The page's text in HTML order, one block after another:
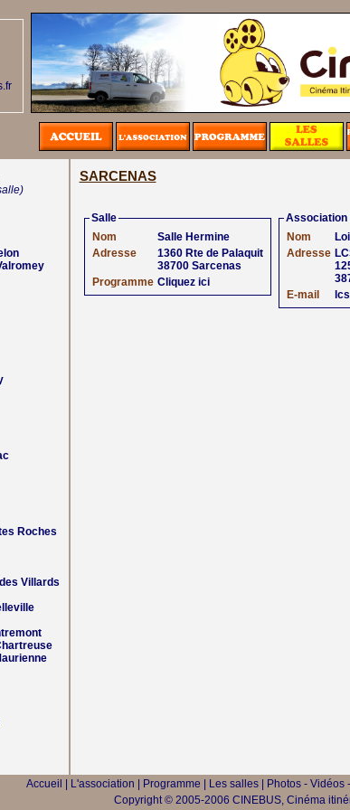
Roches
Villards
SARCENAS
Salle
Nom
Salle Hermine
Adresse
1360 Rte de Palaquit
38700 Sarcenas
Programme Cliquez ici
Association
Nom
Adresse
E-mail
Accueil L'association Programme Les salles Photos - Vidéos
Copyright © 2005-2006 CINEBUS, Cinéma